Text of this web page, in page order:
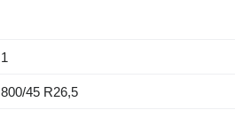
1
800/45 R26,5